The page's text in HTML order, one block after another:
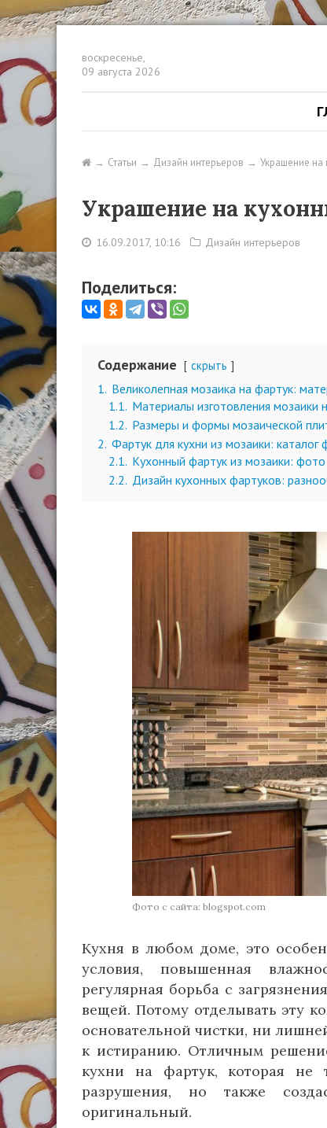
воскресенье,
09 августа 2026
Статьи Дизайн интерьеров Украшение на
Украшение на
16.09.2017, 10:16 Дизайн интерьеров
Поделиться:
Содержание скрыть
1. Великолепная мозаика на фартук:
1.1. Материалы изготовления мозаики
1.2. Размеры и формы мозаической
2. Фартук для кухни из мозаики:
2.1. Кухонный фартук из мозаики:
2.2. Дизайн кухонных фартуков:
Фото с сайта: blogspot.com
Кухня в любом доме, это
условия, повышенная
регулярная борьба с
вещей. Потому отделывать эту
основательной чистки, ни
к истиранию. Отличным
кухни на фартук, которая не
разрушения, но также
оригинальный.